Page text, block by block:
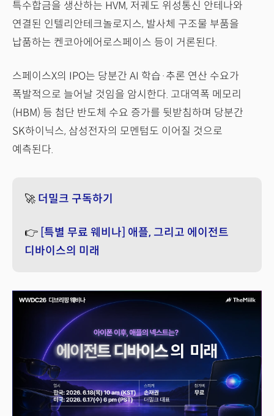
특수합금을 생산하는 HVM, 저궤도 위성통신 안테나와
연결된 인텔리안테크놀로지스, 발사체 구조물 부품을
납품하는 켄코아에어로스페이스 등이 거론된다.
스페이스X의 IPO는 당분간 AI 학습·추론 연산 수요가
폭발적으로 늘어날 것임을 암시한다. 고대역폭 메모리
(HBM) 등 첨단 반도체 수요 증가를 뒷받침하며 당분간
SK하이닉스, 삼성전자의 모멘텀도 이어질 것으로
예측된다.
🚀 더밀크 구독하기
👉 [특별 무료 웨비나] 애플, 그리고 에이전트
디바이스의 미래